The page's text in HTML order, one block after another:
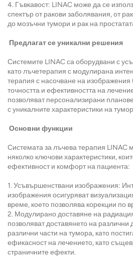
4. Гъвкавост: LINAC може да се
спектър от ракови заболявания, от
до мозъчни тумори и рак на
Предлагат се уникални решения
Системите LINAC са оборудвани с
като лъчетерапия с модулирана
терапия с насочване на изображения
точността и ефективността на
позволяват персонализирани
с уникалните характеристики на
Основни функции
Системата за лъчева терапия LINAC
няколко ключови характеристики,
ефективност и комфорт на пациента:
1. Усъвършенствани изображения:
изображения осигуряват
време, което позволява корекции по
2. Модулирано доставяне на
позволяват доставянето на
различни части на тумора, като
ефикасност на лечението, като
страничните ефекти.